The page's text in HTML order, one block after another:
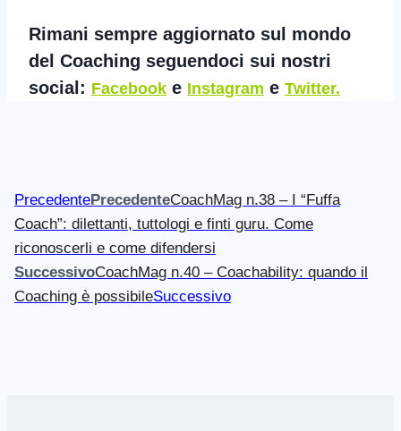
Rimani sempre aggiornato sul mondo
del Coaching seguendoci sui nostri
social: Facebook e Instagram e Twitter.
PrecedentePrecedenteCoachMag n.38 – I “Fuffa
Coach”: dilettanti, tuttologi e finti guru. Come
riconoscerli e come difendersi
SuccessivoCoachMag n.40 – Coachability: quando il
Coaching è possibileSuccessivo